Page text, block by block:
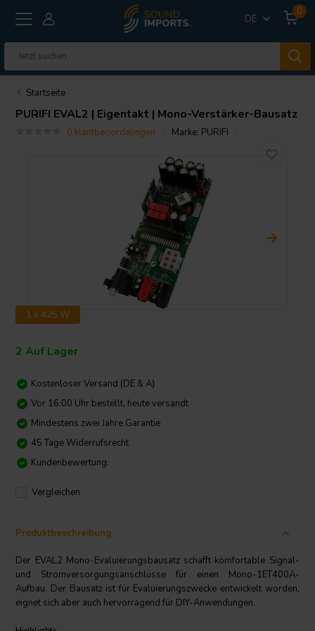
DE
0
Startseite
PURIFI EVAL2 | Eigentakt | Mono-Verstärker-Bausatz
0 klantbeoordelingen Marke: PURIFI
1 x 425 W
2 Auf Lager
Kostenloser Versand (DE & A)
Vor 16:00 Uhr bestellt, heute versandt
Mindestens zwei Jahre Garantie
45 Tage Widerrufsrecht
Kundenbewertung:
Vergleichen
Produktbeschreibung
Der EVAL2 Mono-Evaluierungsbausatz schafft komfortable Signal-
und Stromversorgungsanschlüsse für einen Mono-1ET400A-
Aufbau. Der Bausatz ist für Evaluierungszwecke entwickelt worden,
eignet sich aber auch hervorragend für DIY-Anwendungen.